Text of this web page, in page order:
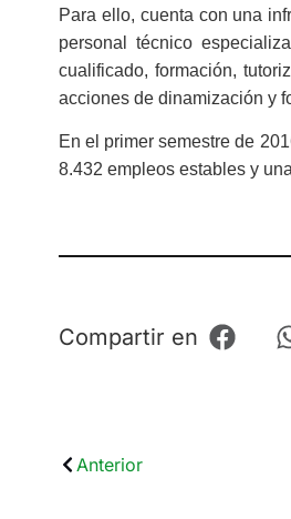
Para ello, cuenta con una
personal técnico
cualificado, formación,
acciones de dinamización y
En el primer semestre de
8.432 empleos estables y
Compartir en
Anterior